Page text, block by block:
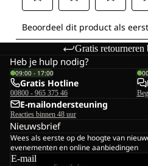
Gratis retourneren
Heb je hulp nodig?
09:00 - 17:00
Gratis Hotline
00800 - 965 375 46
E-mailondersteuning
Reacties binnen 48 uur
Nieuwsbrief
Wees als eerste op de hoogte van
evenementen en online aanbiedingen
E-mail